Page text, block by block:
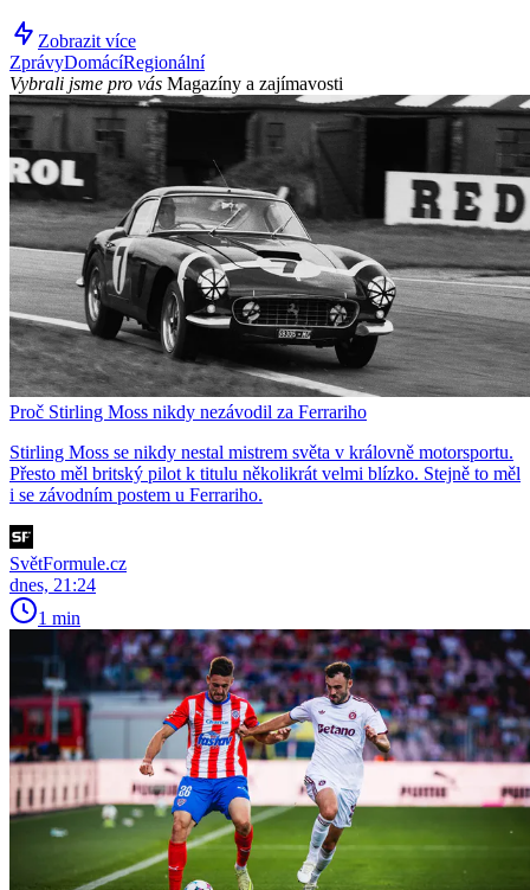
Zobrazit více
ZprávyDomácíRegionální
Vybrali jsme pro vás Magazíny a zajímavosti
Proč Stirling Moss nikdy nezávodil za Ferrariho
Stirling Moss se nikdy nestal mistrem světa v královně motorsportu.
Přesto měl britský pilot k titulu několikrát velmi blízko. Stejně to měl
i se závodním postem u Ferrariho.
SvětFormule.cz
dnes, 21:24
1 min